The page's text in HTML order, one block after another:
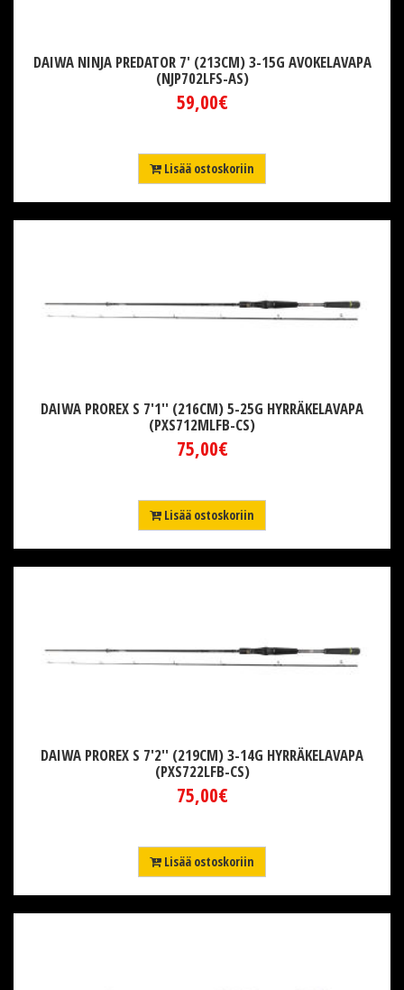
DAIWA NINJA PREDATOR 7' (213CM) 3-15G AVOKELAVAPA
(NJP702LFS-AS)
59,00€
Lisää ostoskoriin
DAIWA PROREX S 7'1'' (216CM) 5-25G HYRRÄKELAVAPA
(PXS712MLFB-CS)
75,00€
Lisää ostoskoriin
DAIWA PROREX S 7'2'' (219CM) 3-14G HYRRÄKELAVAPA
(PXS722LFB-CS)
75,00€
Lisää ostoskoriin